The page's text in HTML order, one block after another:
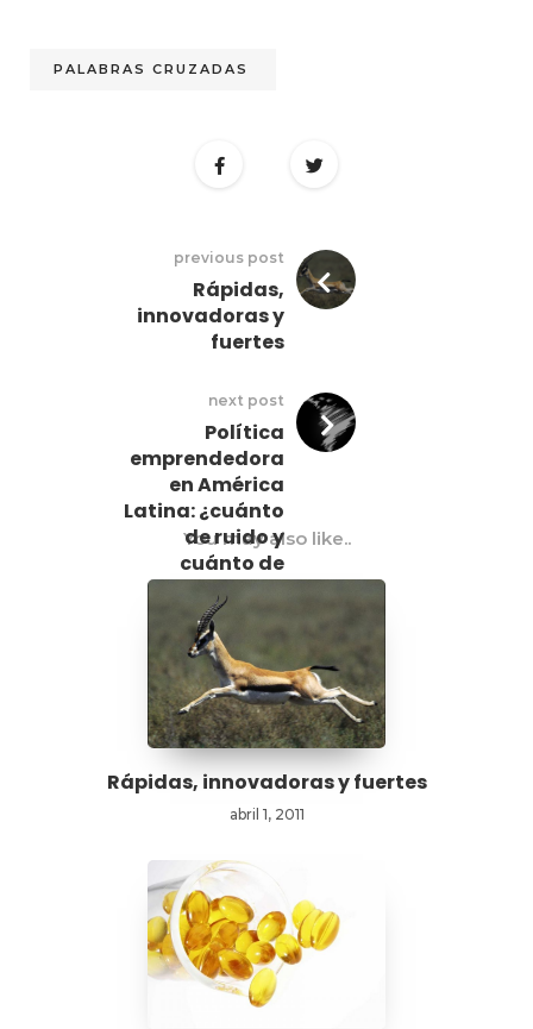
PALABRAS CRUZADAS
previous post
Rápidas,
innovadoras y
fuertes
next post
Política
emprendedora
en América
Latina: ¿cuánto
de ruido y
cuánto de
nueces?
You may also like..
Rápidas, innovadoras y fuertes
abril 1, 2011